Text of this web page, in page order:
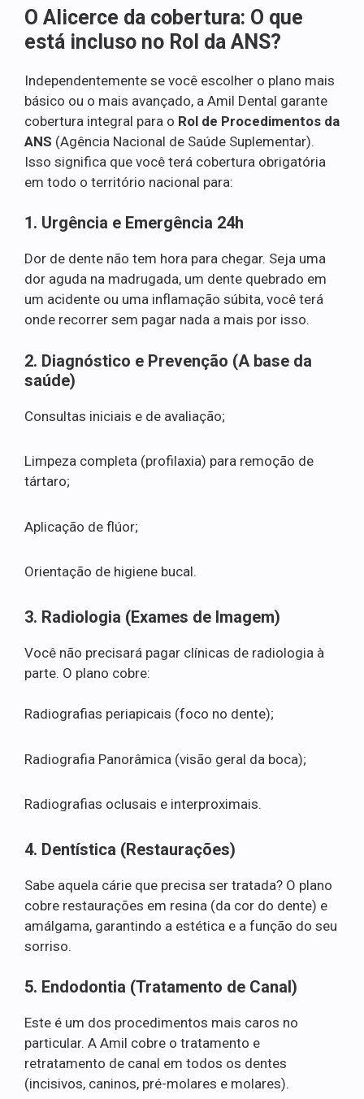
O Alicerce da cobertura: O que
está incluso no Rol da ANS?
Independentemente se você escolher o plano mais
básico ou o mais avançado, a Amil Dental garante
cobertura integral para o Rol de Procedimentos da
ANS (Agência Nacional de Saúde Suplementar).
Isso significa que você terá cobertura obrigatória
em todo o território nacional para:
1. Urgência e Emergência 24h
Dor de dente não tem hora para chegar. Seja uma
dor aguda na madrugada, um dente quebrado em
um acidente ou uma inflamação súbita, você terá
onde recorrer sem pagar nada a mais por isso.
2. Diagnóstico e Prevenção (A base da
saúde)
Consultas iniciais e de avaliação;
Limpeza completa (profilaxia) para remoção de
tártaro;
Aplicação de flúor;
Orientação de higiene bucal.
3. Radiologia (Exames de Imagem)
Você não precisará pagar clínicas de radiologia à
parte. O plano cobre:
Radiografias periapicais (foco no dente);
Radiografia Panorâmica (visão geral da boca);
Radiografias oclusais e interproximais.
4. Dentística (Restaurações)
Sabe aquela cárie que precisa ser tratada? O plano
cobre restaurações em resina (da cor do dente) e
amálgama, garantindo a estética e a função do seu
sorriso.
5. Endodontia (Tratamento de Canal)
Este é um dos procedimentos mais caros no
particular. A Amil cobre o tratamento e
retratamento de canal em todos os dentes
(incisivos, caninos, pré-molares e molares).